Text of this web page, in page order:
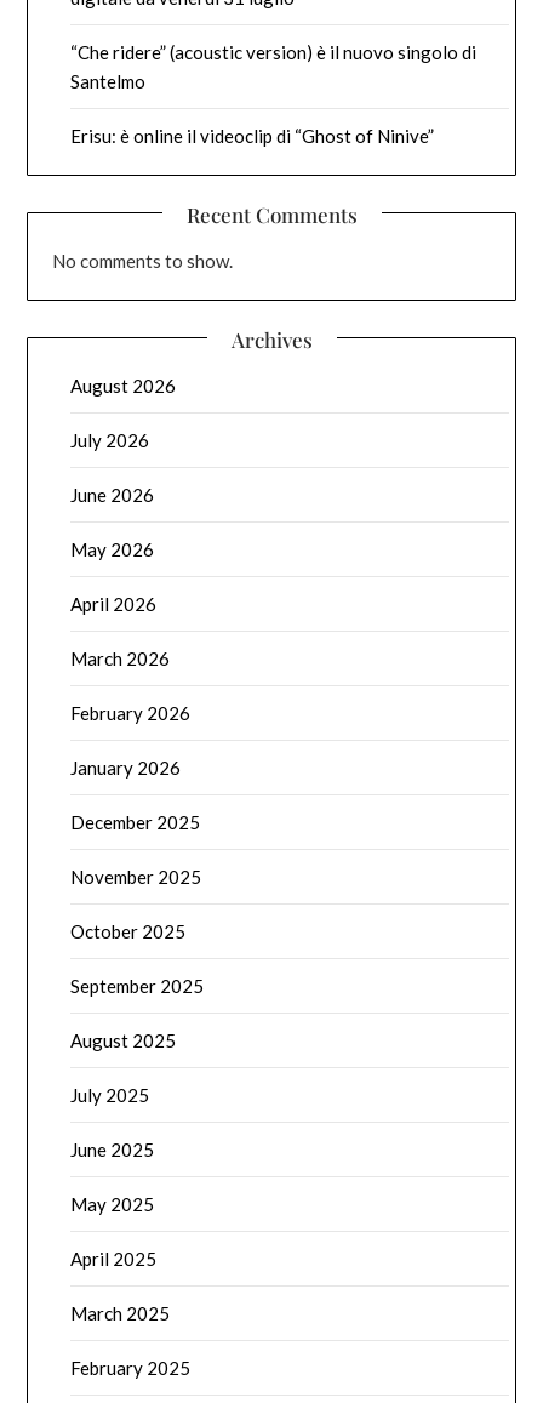
“Che ridere” (acoustic version) è il nuovo singolo di
Santelmo
Erisu: è online il videoclip di “Ghost of Ninive”
Recent Comments
No comments to show.
Archives
August 2026
July 2026
June 2026
May 2026
April 2026
March 2026
February 2026
January 2026
December 2025
November 2025
October 2025
September 2025
August 2025
July 2025
June 2025
May 2025
April 2025
March 2025
February 2025